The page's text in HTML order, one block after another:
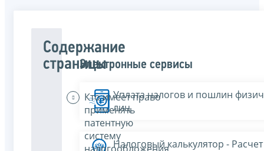
Содержание
страницы
Кто имеет право
применять
патентную
систему
Электронные сервисы
Уплата налогов и пошлин
лиц
Налоговый калькулятор - Расчет